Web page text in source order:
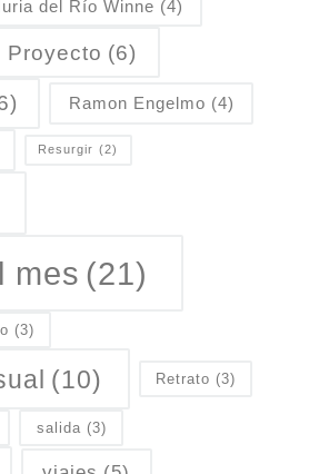
del Río Winne (4)
Proyecto (6)
Ramon Engelmo (4)
Resurgir (2)
mes (21)
(3)
(10) Retrato (3)
salida (3)